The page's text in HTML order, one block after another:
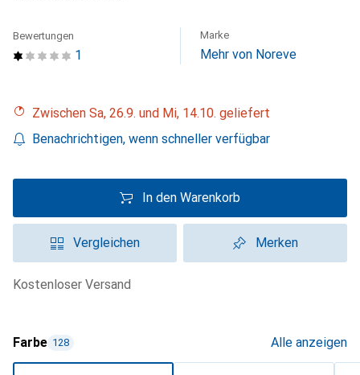
1
Bewertungen Marke
Mehr von Noreve
Zwischen Sa, 26.9. und Mi, 14.10. geliefert
Benachrichtigen, wenn schneller verfügbar
In den Warenkorb
Vergleichen Merken
kostenloser Versand
Farbe 128 Alle anzeigen